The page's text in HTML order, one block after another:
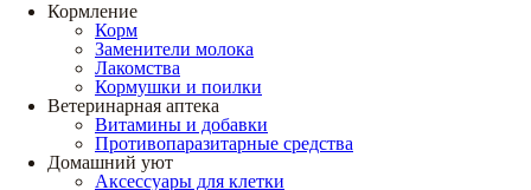
Кормление
Корм
Заменители молока
Лакомства
Кормушки и поилки
Ветеринарная аптека
Витамины и добавки
Противопаразитарные средства
Домашний уют
Аксессуары для клетки